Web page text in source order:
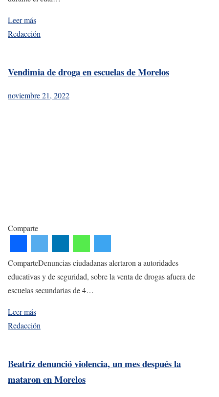
Leer más
Redacción
Vendimia de droga en escuelas de Morelos
noviembre 21, 2022
Comparte
ComparteDenuncias ciudadanas alertaron a autoridades
educativas y de seguridad, sobre la venta de drogas afuera de
escuelas secundarias de 4…
Leer más
Redacción
Beatriz denunció violencia, un mes después la
mataron en Morelos